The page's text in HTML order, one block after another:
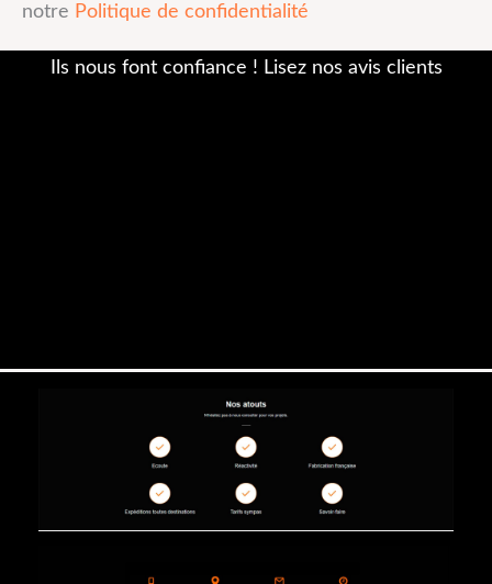
notre Politique de confidentialité
Ils nous font confiance ! Lisez nos avis clients